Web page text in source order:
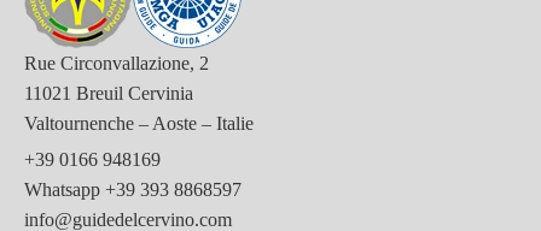
Rue Circonvallazione, 2
11021 Breuil Cervinia
Valtournenche – Aoste – Italie
+39 0166 948169
Whatsapp +39 393 8868597
info@guidedelcervino.com